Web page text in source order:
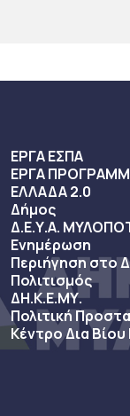
ΕΡΓΑ ΕΣΠΑ
ΕΡΓΑ
ΕΛΛΑΔΑ 2.0
Δήμος
Δ.Ε.Υ.Α.
Ενημέρωση
Περιήγηση στο
Πολιτισμός
ΔΗ.Κ.Ε.ΜΥ.
Πολιτική
Κέντρο Δια